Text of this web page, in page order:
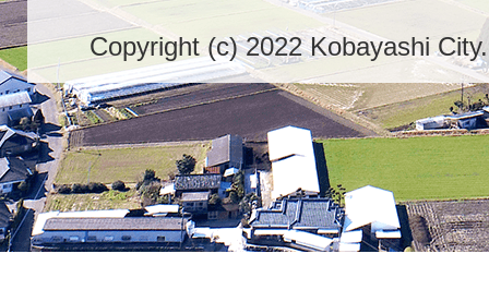
Copyright (c) 2022 Kobayashi